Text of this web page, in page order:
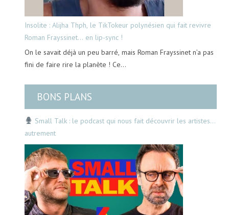
Insolite : Alijha Thph, le TikTokeur polynésien qui fait revivre
Roman Frayssinet… en lip-sync !
On le savait déjà un peu barré, mais Roman Frayssinet n’a pas
fini de faire rire la planète ! Ce…
BONS PLANS
Small Talk : le podcast qui nous fait découvrir les artistes…
autrement